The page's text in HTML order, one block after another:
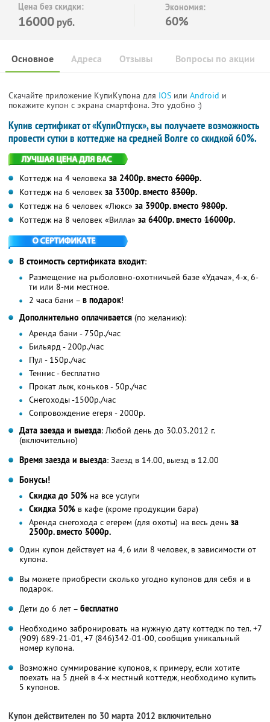
Цена без скидки:
16000 руб.
Экономия:
60%
Основное Отзывы Вопросы по акции
Адреса
Скачайте приложение КупиКупона для IOS или Android и
покажите купон с экрана смартфона. Это удобно :)
Купив сертификат от «КупиОтпуск», вы получаете возможность
провести сутки в коттедже на средней Волге со скидкой 60%.
Коттедж на 4 человека за 2400р. вместо 6000р.
Коттедж на 6 человек за 3300р. вместо 8300р.
Коттедж на 6 человек «Люкс» за 3900р. вместо 9800р.
Коттедж на 8 человек «Вилла» за 6400р. вместо 16000р.
В стоимость сертификата входит:
Размещение на рыболовно-охотничьей базе «Удача», 4-х, 6-
ти или 8-ми местное.
2 часа бани – в подарок!
Дополнительно оплачивается (по желанию):
Аренда бани - 750р./час
Бильярд - 200р./час
Пул - 150р./час
Теннис - бесплатно
Прокат лыж, коньков - 50р./час
Снегоходы -1500р./час
Сопровождение егеря - 2000р.
Дата заезда и выезда: Любой день до 30.03.2012 г.
(включительно)
Время заезда и выезда: Заезд в 14.00, выезд в 12.00
Бонусы!
Скидка до 50% на все услуги
Скидка 50% в кафе (кроме продукции бара)
Аренда снегохода с егерем (для охоты) на весь день за
2500р. вместо 5000р.
Один купон действует на 4, 6 или 8 человек, в зависимости от
купона.
Вы можете приобрести сколько угодно купонов для себя и в
подарок.
Дети до 6 лет – бесплатно
Необходимо забронировать на нужную дату коттедж по тел. +7
(909) 689-21-01, +7 (846)342-01-00, сообщив уникальный
номер купона.
Возможно суммирование купонов, к примеру, если хотите
поехать на 5 дней в 4-х местный коттедж, необходимо купить
5 купонов.
Купон действителен по 30 марта 2012 включительно